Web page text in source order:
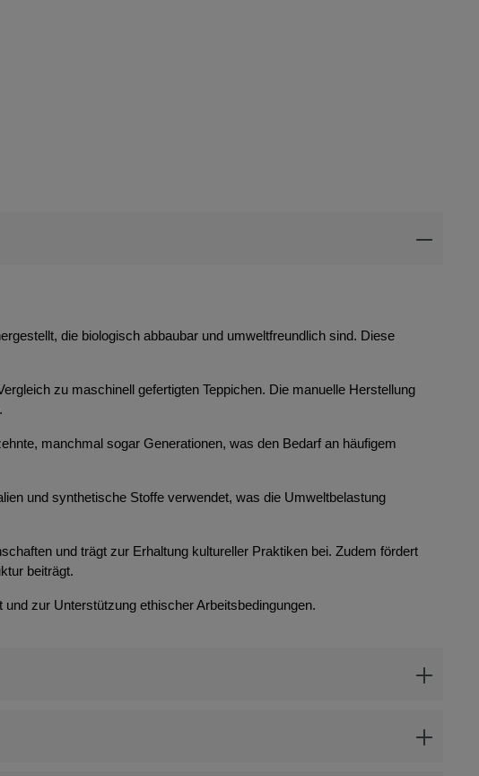
die biologisch abbaubar und umweltfreundlich sind. Diese
zu maschinell gefertigten Teppichen. Die manuelle Herstellung
manchmal sogar Generationen, was den Bedarf an häufigem
und synthetische Stoffe verwendet, was die Umweltbelastung
und trägt zur Erhaltung kultureller Praktiken bei. Zudem fördert
beiträgt.
zur Unterstützung ethischer Arbeitsbedingungen.